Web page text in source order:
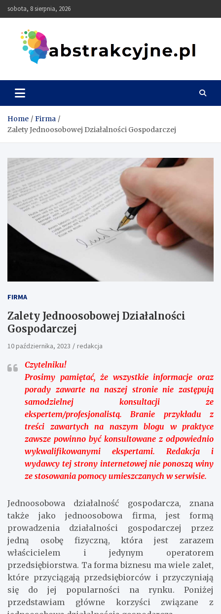
Skip
to
sobota, 8 sierpnia, 2026
Abstrakcyjne
Home
Firma
Zalety Jednoosobowej Działalności Gospodarczej
FIRMA
Zalety Jednoosobowej Działalności
Gospodarczej
10 października, 2023 redakcja
Czytelniku!
Prosimy pamiętać, że wszystkie informacje oraz
porady zawarte na naszej stronie nie zastępują
samodzielnej konsultacji ze
ekspertem/profesjonalistą. Branie przykładu z
treści zawartych na naszym blogu w praktyce
zawsze powinno być konsultowane z odpowiednio
wykwalifikowanymi ekspertami. Redakcja i
wydawcy tej strony internetowej nie ponoszą winy
ze stosowania pomocy umieszczanych w serwisie.
Jednoosobowa działalność gospodarcza, znana
także jako jednoosobowa firma, jest formą
prowadzenia działalności gospodarczej przez
jedną osobę fizyczną, która jest zarazem
właścicielem i jedynym operatorem
przedsiębiorstwa. Ta forma biznesu ma wiele zalet,
które przyciągają przedsiębiorców i przyczyniają
się do jej popularności na rynku. Poniżej
przedstawiam główne korzyści związane z